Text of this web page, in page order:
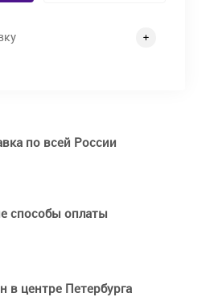
по всей России
способы оплаты
в центре Петербурга